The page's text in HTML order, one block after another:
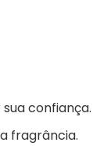
confiança.
fragrância.